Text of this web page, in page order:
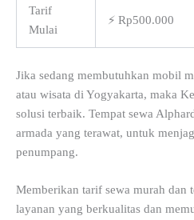
Tarif
Mulai
⚡ Rp500.000
Jika sedang membutuhkan mobil
atau wisata di Yogyakarta, maka
solusi terbaik. Tempat sewa
armada yang terawat, untuk
penumpang.
Memberikan tarif sewa murah dan
layanan yang berkualitas dan